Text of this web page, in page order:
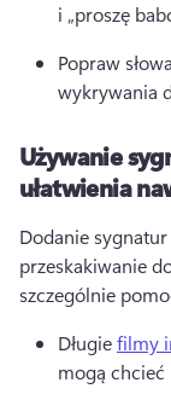
i „proszę
Popraw
wykrywania
Używanie
ułatwienia
Dodanie
przeskakiwanie
szczególnie
Długie filmy
mogą chcieć